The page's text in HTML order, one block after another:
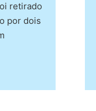
retirado
por dois